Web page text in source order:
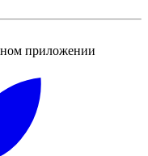
приложении